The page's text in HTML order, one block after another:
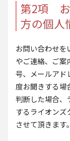
第2項 お
方の個人
お問い合わせを
やご連絡、ご案
号、メールアド
度お聞きする場
判断した場合、
するライオンズ
させて頂きます。